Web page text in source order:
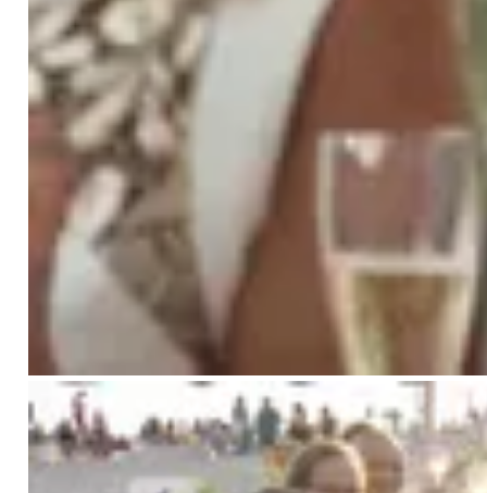
Erfahre tiefen inneren Frieden und Klarheit
während der heiligsten Vollmondtage des
Jahres
Empfange Segen und direkte Führung von
Madhukar
Stärke deine Wahrnehmung, Intuition und
Selbstwahrnehmung
Genieße die Wärme und Unterstützung
einer spirituellen Gemeinschaft
Erfrische deine Energie durch Meditation,
Yoga und erquickende Festlichkeit